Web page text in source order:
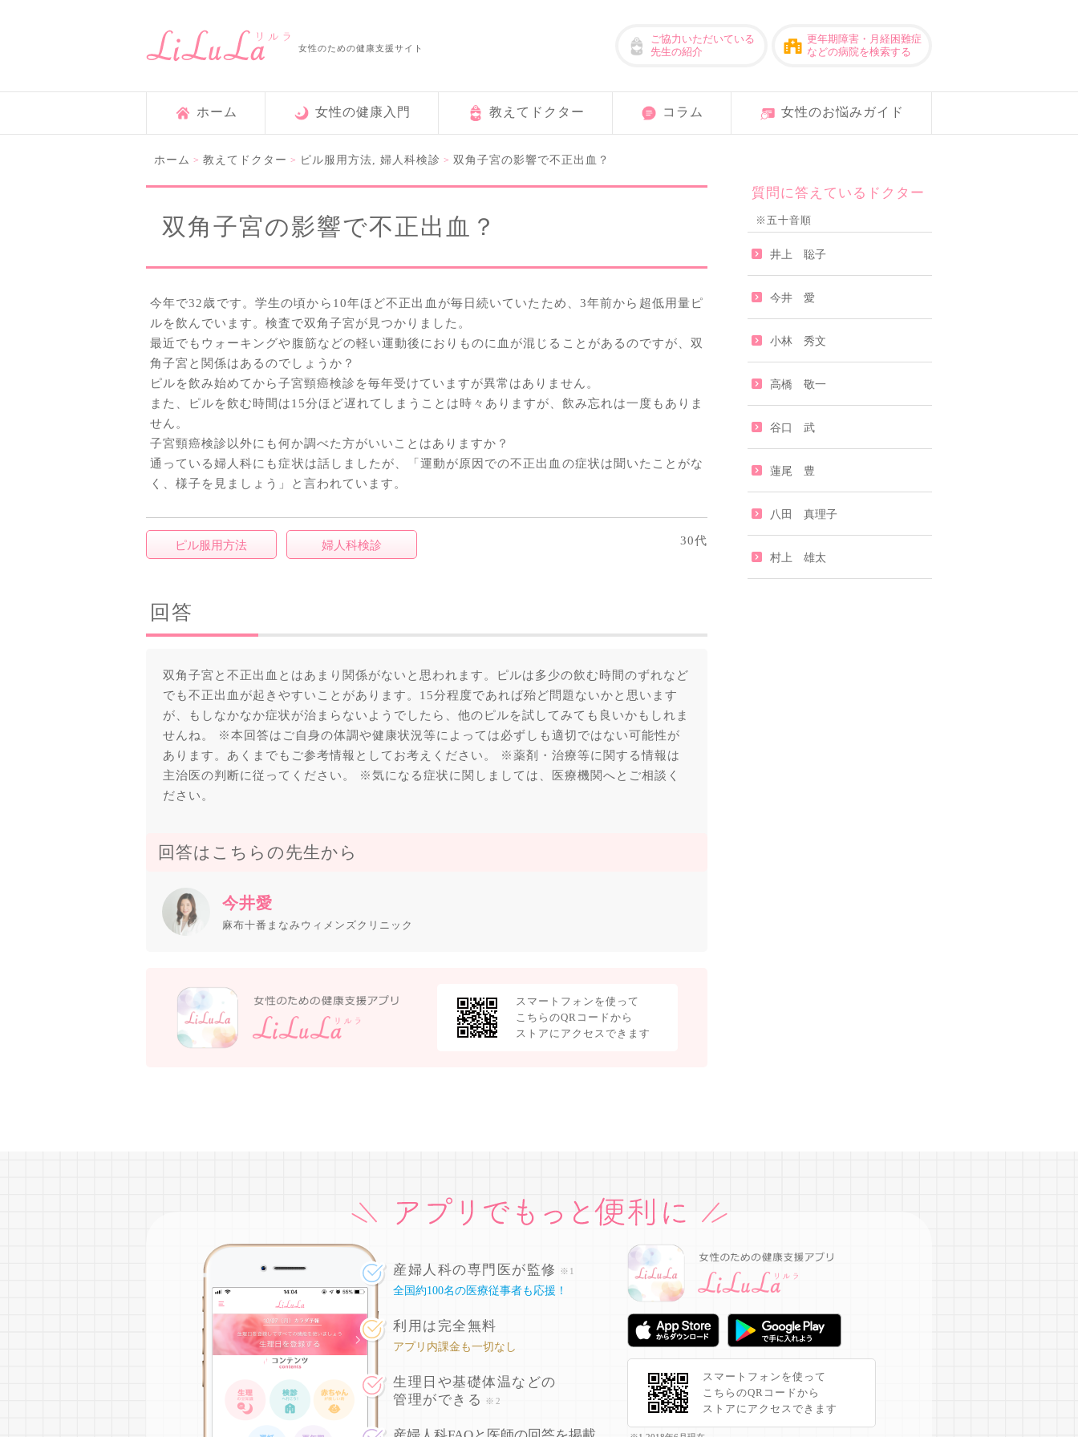
女性のための健康支援サイト
ご協力いただいている
先生の紹介
更年期障害・月経困難症
などの病院を検索する
ホーム 女性の健康入門 教えてドクター コラム 女性のお悩みガイド
ホーム > 教えてドクター > ピル服用方法, 婦人科検診 > 双角子宮の影響で不正出血？
双角子宮の影響で不正出血？
今年で32歳です。学生の頃から10年ほど不正出血が毎日続いていたため、3年前から超低用量ピ
ルを飲んでいます。検査で双角子宮が見つかりました。
最近でもウォーキングや腹筋などの軽い運動後におりものに血が混じることがあるのですが、双
角子宮と関係はあるのでしょうか？
ピルを飲み始めてから子宮頸癌検診を毎年受けていますが異常はありません。
また、ピルを飲む時間は15分ほど遅れてしまうことは時々ありますが、飲み忘れは一度もありま
せん。
子宮頸癌検診以外にも何か調べた方がいいことはありますか？
通っている婦人科にも症状は話しましたが、「運動が原因での不正出血の症状は聞いたことがな
く、様子を見ましょう」と言われています。
ピル服用方法 婦人科検診 30代
回答
双角子宮と不正出血とはあまり関係がないと思われます。ピルは多少の飲む時間のずれなど
でも不正出血が起きやすいことがあります。15分程度であれば殆ど問題ないかと思います
が、もしなかなか症状が治まらないようでしたら、他のピルを試してみても良いかもしれま
せんね。 ※本回答はご自身の体調や健康状況等によっては必ずしも適切ではない可能性が
あります。あくまでもご参考情報としてお考えください。 ※薬剤・治療等に関する情報は
主治医の判断に従ってください。 ※気になる症状に関しましては、医療機関へとご相談く
ださい。
回答はこちらの先生から
今井愛
麻布十番まなみウィメンズクリニック
スマートフォンを使って
こちらのQRコードから
ストアにアクセスできます
質問に答えているドクター
※五十音順
井上 聡子
今井 愛
小林 秀文
高橋 敬一
谷口 武
蓮尾 豊
八田 真理子
村上 雄太
産婦人科の専門医が監修 ※1
全国約100名の医療従事者も応援！
利用は完全無料
アプリ内課金も一切なし
生理日や基礎体温などの
管理ができる
※2
スマートフォンを使って
こちらのQRコードから
ストアにアクセスできます